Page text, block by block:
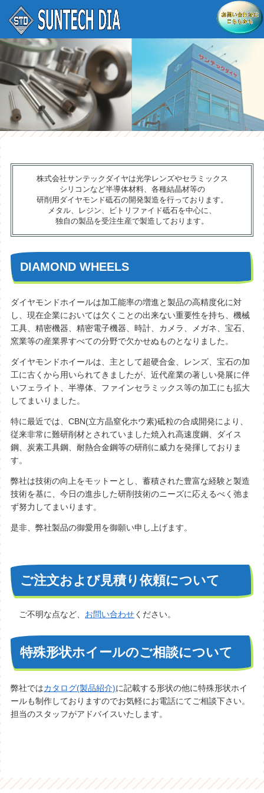
株式会社サンテックダイヤは光学レンズやセラミックス
シリコンなど半導体材料、各種結晶材等の
研削用ダイヤモンド砥石の開発製造を行っております。
メタル、レジン、ビトリファイド砥石を中心に、
独自の製品を受注生産で製造しております。
DIAMOND WHEELS
ダイヤモンドホイールは加工能率の増進と製品の高精度化に対
し、現在企業においては欠くことの出来ない重要性を持ち、機械
工具、精密機器、精密電子機器、時計、カメラ、メガネ、宝石、
窯業等の産業界すべての分野で欠かせぬものとなりました。
ダイヤモンドホイールは、主として超硬合金、レンズ、宝石の加
工に古くから用いられてきましたが、近代産業の著しい発展に伴
いフェライト、半導体、ファインセラミックス等の加工にも拡大
してまいりました。
特に最近では、CBN(立方晶窒化ホウ素)砥粒の合成開発により、
従来非常に難研削材とされていました焼入れ高速度鋼、ダイス
鋼、炭素工具鋼、耐熱合金鋼等の研削に威力を発揮しておりま
す。
弊社は技術の向上をモットーとし、蓄積された豊富な経験と製造
技術を基に、今日の進歩した研削技術のニーズに応えるべく弛ま
ず努力してまいります。
是非、弊社製品の御愛用を御願い申し上げます。
ご注文および見積り依頼について
ご不明な点など、 お問い合わせください。
特殊形状ホイールのご相談について
弊社ではカタログ(製品紹介)に記載する形状の他に特殊形状ホイ
ールも制作しておりますのでお気軽にお電話にてご相談下さい。
担当のスタッフがアドバイスいたします。